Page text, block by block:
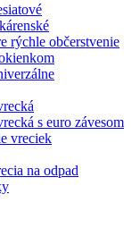
rýchle občerstvenie
s euro závesom
vreciek
na odpad